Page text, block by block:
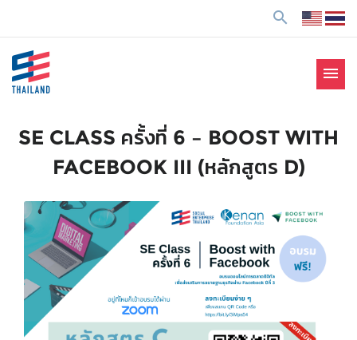
search
Enterprise: SE
menu
SE CLASS ครั้งที่ 6 – BOOST WITH
FACEBOOK III (หลักสูตร D)